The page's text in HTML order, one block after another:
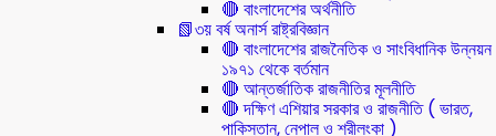
🔴 বাংলাদেশের অর্থনীতি
📗৩য় বর্ষ অনার্স রাষ্ট্রবিজ্ঞান
🔴 বাংলাদেশের রাজনৈতিক ও সাংবিধানিক উন্নয়ন
১৯৭১ থেকে বর্তমান
🔴 আন্তর্জাতিক রাজনীতির মূলনীতি
🔴 দক্ষিণ এশিয়ার সরকার ও রাজনীতি ( ভারত,
পাকিস্তান, নেপাল ও শ্রীলংকা )